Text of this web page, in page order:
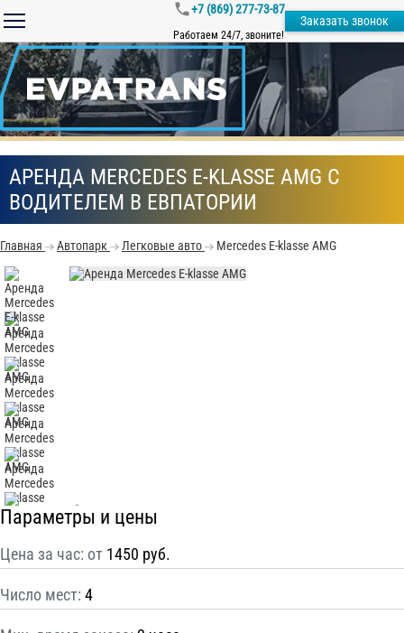
+7 (869) 277-73-87
Работаем 24/7, звоните!
Заказать звонок
АРЕНДА MERCEDES E-KLASSE AMG С
ВОДИТЕЛЕМ В ЕВПАТОРИИ
Главная Автопарк Легковые авто Mercedes E-klasse AMG
Параметры и цены
Цена за час: от 1450 руб.
Число мест: 4